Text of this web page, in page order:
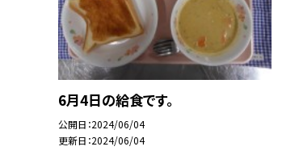
6月4日の給食です。
公開日 2024/06/04
更新日 2024/06/04